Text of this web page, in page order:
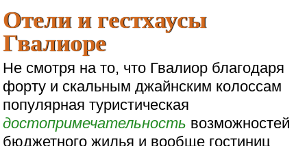
Отели и гестхаусы
Гвалиоре
Не смотря на то, что Гвалиор благодаря
форту и скальным джайнским колоссам
популярная туристическая
достопримечательность возможностей
бюджетного жилья и вообще гостиниц